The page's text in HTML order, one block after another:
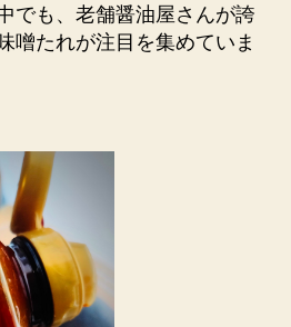
でも、老舗醤油屋さんが誇
噌たれが注目を集めていま